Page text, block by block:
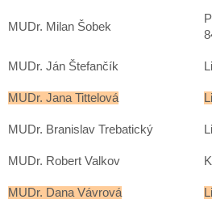
MUDr. Milan Šobek
MUDr. Ján Štefančík
MUDr. Jana Tittelová
MUDr. Branislav Trebatický
MUDr. Robert Valkov
MUDr. Dana Vávrová